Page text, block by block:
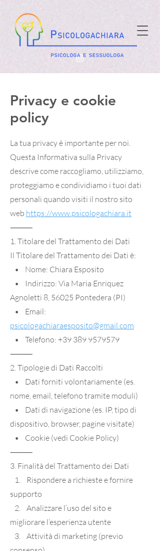
Privacy e cookie
policy
La tua privacy è importante per noi.
Questa Informativa sulla Privacy
descrive come raccogliamo, utilizziamo,
proteggiamo e condividiamo i tuoi dati
personali quando visiti il nostro sito
web https://www.psicologachiara.it
⸻
1. Titolare del Trattamento dei Dati
Il Titolare del Trattamento dei Dati è:
• Nome: Chiara Esposito
• Indirizzo: Via Maria Enriquez
Agnoletti 8, 56025 Pontedera (PI)
• Email:
psicologachiaraesposito@gmail.com
• Telefono: +39 389 9579579
⸻
2. Tipologie di Dati Raccolti
• Dati forniti volontariamente (es.
nome, email, telefono tramite moduli)
• Dati di navigazione (es. IP, tipo di
dispositivo, browser, pagine visitate)
• Cookie (vedi Cookie Policy)
⸻
3. Finalità del Trattamento dei Dati
1. Rispondere a richieste e fornire
supporto
2. Analizzare l’uso del sito e
migliorare l’esperienza utente
3. Attività di marketing (previo